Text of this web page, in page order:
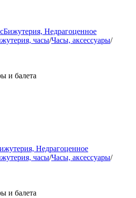
Бижутерия, Недрагоценное
часы/Часы, аксессуары/
и балета
Недрагоценное
часы/Часы, аксессуары/
и балета